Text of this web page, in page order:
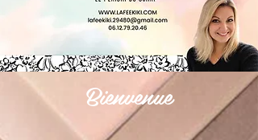
Bienvenue